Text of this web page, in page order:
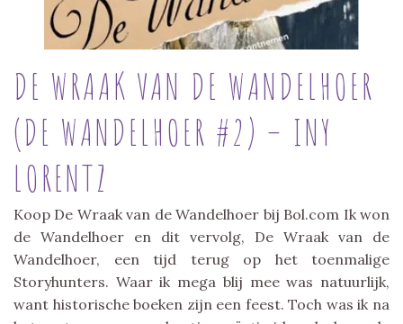
DE WRAAK VAN DE WANDELHOER
(DE WANDELHOER #2) – INY
LORENTZ
Koop De Wraak van de Wandelhoer bij Bol.com Ik won
de Wandelhoer en dit vervolg, De Wraak van de
Wandelhoer, een tijd terug op het toenmalige
Storyhunters. Waar ik mega blij mee was natuurlijk,
want historische boeken zijn een feest. Toch was ik na